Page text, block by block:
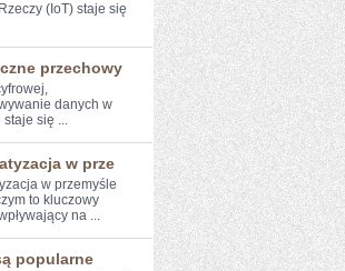
(IoT) ⁤staje się
przechowy
danych w
staje się ...
w prze
w przemyśle
to kluczowy⁤
na ...
popularne